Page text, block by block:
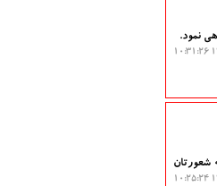
نمود.
شعورتان